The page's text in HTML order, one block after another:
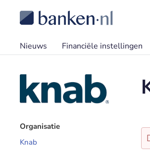
Nieuws Financiële instellingen
Organisatie
Knab